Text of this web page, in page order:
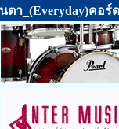
ตา_(Everyday)คอร์